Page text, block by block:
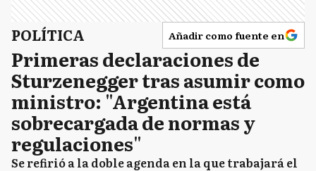
POLÍTICA Añadir como fuente en
Primeras declaraciones de
Sturzenegger tras asumir como
ministro: "Argentina está
sobrecargada de normas y
regulaciones"
Se refirió a la doble agenda en la que trabajará el